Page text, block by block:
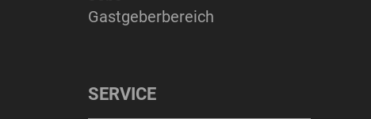
Gastgeberbereich
SERVICE